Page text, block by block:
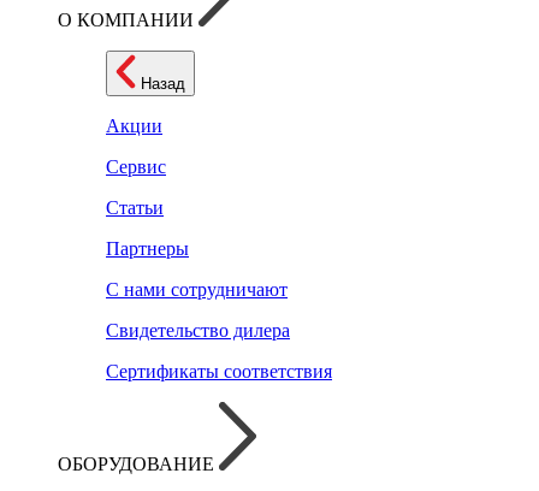
О КОМПАНИИ
Назад
Акции
Сервис
Статьи
Партнеры
С нами сотрудничают
Свидетельство дилера
Сертификаты соответствия
ОБОРУДОВАНИЕ